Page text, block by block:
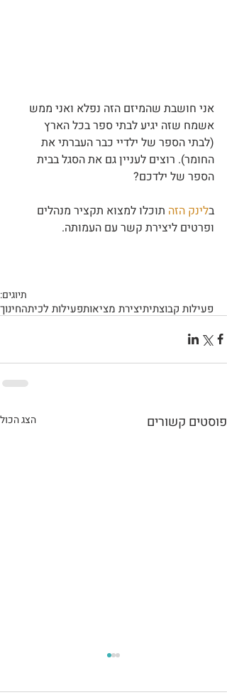
אני חושבת שהמיזם הזה נפלא ואני ממש
אשמח שזה יגיע לבתי ספר בכל הארץ
(לבתי הספר של ילדיי כבר העברתי את
החומר). רוצים לעניין גם את הסגל בבית
הספר של ילדכם?
בלינק הזה תוכלו למצוא תקציר מנהלים
ופרטים ליצירת קשר עם העמותה.
תיוגים:
פעילות קבוצתיתיצירת מציאותפעילות לכיתהחינוך
פוסטים קשורים הצג הכול